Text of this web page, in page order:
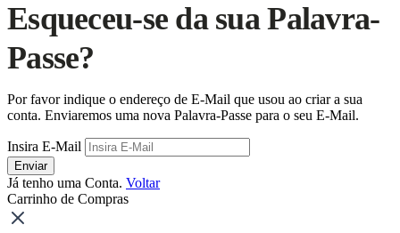
Esqueceu-se da sua Palavra-
Passe?
Por favor indique o endereço de E-Mail que usou ao criar a sua
conta. Enviaremos uma nova Palavra-Passe para o seu E-Mail.
Insira E-Mail
Enviar
Já tenho uma Conta. Voltar
Carrinho de Compras